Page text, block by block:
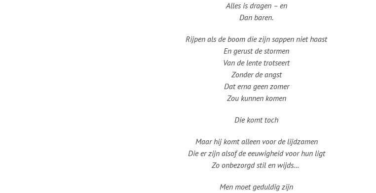
Alles is dragen – en
Dan baren.
Rijpen als de boom die zijn sappen niet haast
En gerust de stormen
Van de lente trotseert
Zonder de angst
Dat erna geen zomer
Zou kunnen komen
Die komt toch
Maar hij komt alleen voor de lijdzamen
Die er zijn alsof de eeuwigheid voor hun ligt
Zo onbezorgd stil en wijds…
Men moet geduldig zijn